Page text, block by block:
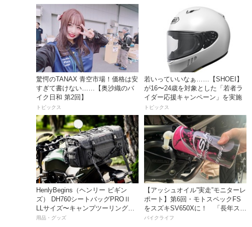
驚愕のTANAX 青空市場！価格は安
すぎて書けない……【奥沙織のバ
イク日和 第2回】
トピックス
若いっていいなぁ……【SHOEI】
が16〜24歳を対象とした「若者ラ
イダー応援キャンペーン」を実施
トピックス
HenlyBegins（ヘンリー ビギン
ズ） DH760シートバッグPROⅡ
LLサイズ〜キャンプツーリングに
も安心の大容量ツアーバッグ〜
用品・グッズ
【アッシュオイル”実走”モニターレ
ポート】第6回・モトスペックFS
をスズキSV650Xに！ 「長年スト
レスだったシフトの固さがコレの
バイクライフ